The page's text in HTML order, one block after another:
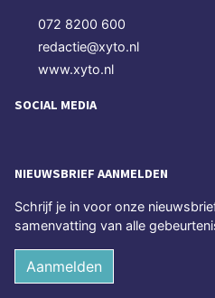
072 8200 600
redactie@xyto.nl
www.xyto.nl
SOCIAL MEDIA
NIEUWSBRIEF AANMELDEN
Schrijf je in voor onze
samenvatting van alle
Aanmelden